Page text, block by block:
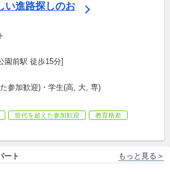
い進路探しのお
園前駅 徒歩15分]
参加歓迎)・学生(高, 大, 専)
世代を超えた参加歓迎
教育格差
ート もっと見る＞